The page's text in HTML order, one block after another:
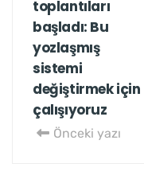
toplantıları
başladı: Bu
yozlaşmış
sistemi
değiştirmek için
çalışıyoruz
Önceki yazı